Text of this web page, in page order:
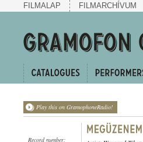
FILMALAP FILMARCHÍVUM
Play this on GramophoneRadio!
Record number: